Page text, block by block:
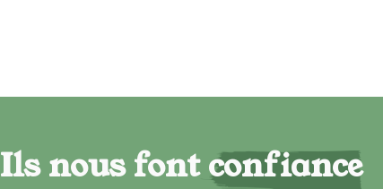
Ils nous font confiance